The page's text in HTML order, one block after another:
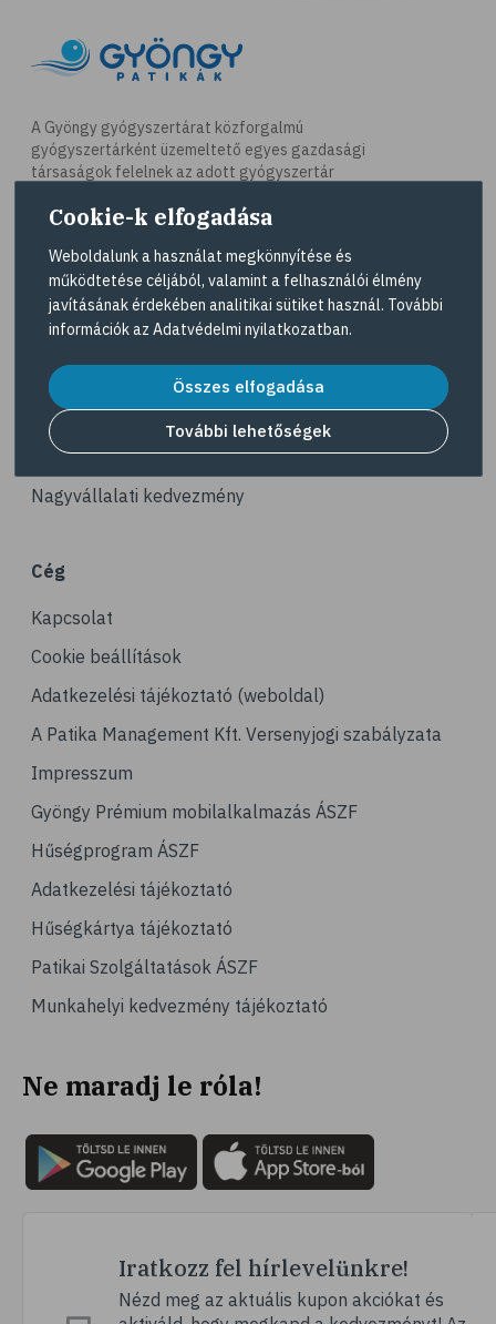
# mozgás
# síelés
# szánkózás
# snowboard
# család
# pszichológia
# hátfájás
# gerinc
# illóolaj
# fertőző betegségek
# immunrendszer
# látás
# szemszárazság
# stresszcsökkentés
# agy
# agyműködés
# memória
# alvás
# gyerek
# erőszak
# agresszió
# intelligencia
# hányinger
# túlsúly
# szabadidő
# lelki egyensúly
A Gyöngy gyógyszertárat közforgalmú
gyógyszertárként üzemeltető egyes gazdasági
társaságok felelnek az adott gyógyszertár
elérhetőségeit a Gyógyszertár kereső
Navigáció
Akciós termékek
Dermokozmetikumok
Gyöngy Patika Magazin
Patika kereső
Nagyvállalati kedvezmény
Cég
Kapcsolat
Cookie beállítások
Adatkezelési tájékoztató (weboldal)
A Patika Management Kft. Versenyjogi szabályzata
Impresszum
Gyöngy Prémium mobilalkalmazás ÁSZF
Hűségprogram ÁSZF
Adatkezelési tájékoztató
Hűségkártya tájékoztató
Patikai Szolgáltatások ÁSZF
Munkahelyi kedvezmény tájékoztató
Ne maradj le róla!
Iratkozz fel hírlevelünkre!
Nézd meg az aktuális kupon akciókat és
Cookie-k elfogadása
Weboldalunk a használat megkönnyítése és
működtetése céljából, valamint a felhasználói élmény
javításának érdekében analitikai sütiket használ. További
információk az Adatvédelmi nyilatkozatban.
Összes elfogadása
További lehetőségek